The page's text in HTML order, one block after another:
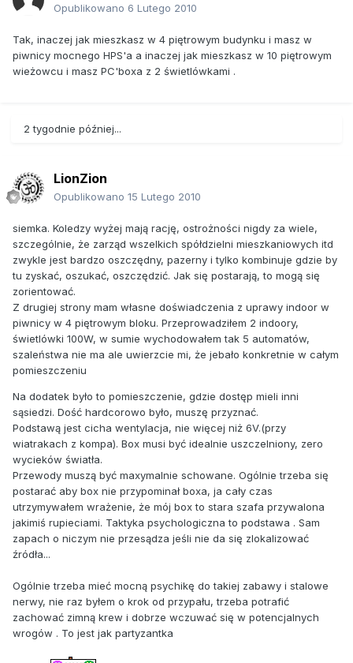
Opublikowano 6 Lutego 2010
Tak, inaczej jak mieszkasz w 4 piętrowym budynku i masz w
piwnicy mocnego HPS'a a inaczej jak mieszkasz w 10 piętrowym
wieżowcu i masz PC'boxa z 2 świetlówkami .
2 tygodnie później...
LionZion
Opublikowano 15 Lutego 2010
siemka. Koledzy wyżej mają rację, ostrożności nigdy za wiele,
szczególnie, że zarząd wszelkich spółdzielni mieszkaniowych itd
zwykle jest bardzo oszczędny, pazerny i tylko kombinuje gdzie by
tu zyskać, oszukać, oszczędzić. Jak się postarają, to mogą się
zorientować.
Z drugiej strony mam własne doświadczenia z uprawy indoor w
piwnicy w 4 piętrowym bloku. Przeprowadziłem 2 indoory,
świetlówki 100W, w sumie wychodowałem tak 5 automatów,
szaleństwa nie ma ale uwierzcie mi, że jebało konkretnie w całym
pomieszczeniu
Na dodatek było to pomieszczenie, gdzie dostęp mieli inni
sąsiedzi. Dość hardcorowo było, muszę przyznać.
Podstawą jest cicha wentylacja, nie więcej niż 6V.(przy
wiatrakach z kompa). Box musi być idealnie uszczelniony, zero
wycieków światła.
Przewody muszą być maxymalnie schowane. Ogólnie trzeba się
postarać aby box nie przypominał boxa, ja cały czas
utrzymywałem wrażenie, że mój box to stara szafa przywalona
jakimiś rupieciami. Taktyka psychologiczna to podstawa . Sam
zapach o niczym nie przesądza jeśli nie da się zlokalizować
źródła...
Ogólnie trzeba mieć mocną psychikę do takiej zabawy i stalowe
nerwy, nie raz byłem o krok od przypału, trzeba potrafić
zachować zimną krew i dobrze wczuwać się w potencjalnych
wrogów . To jest jak partyzantka